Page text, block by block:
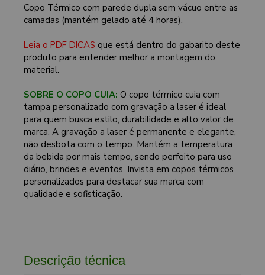
Copo Térmico com parede dupla sem vácuo entre as
camadas (mantém gelado até 4 horas).
Leia o PDF DICAS que está dentro do gabarito deste
produto para entender melhor a montagem do
material.
SOBRE O COPO CUIA: O copo térmico cuia com
tampa personalizado com gravação a laser é ideal
para quem busca estilo, durabilidade e alto valor de
marca. A gravação a laser é permanente e elegante,
não desbota com o tempo. Mantém a temperatura
da bebida por mais tempo, sendo perfeito para uso
diário, brindes e eventos. Invista em copos térmicos
personalizados para destacar sua marca com
qualidade e sofisticação.
Descrição técnica